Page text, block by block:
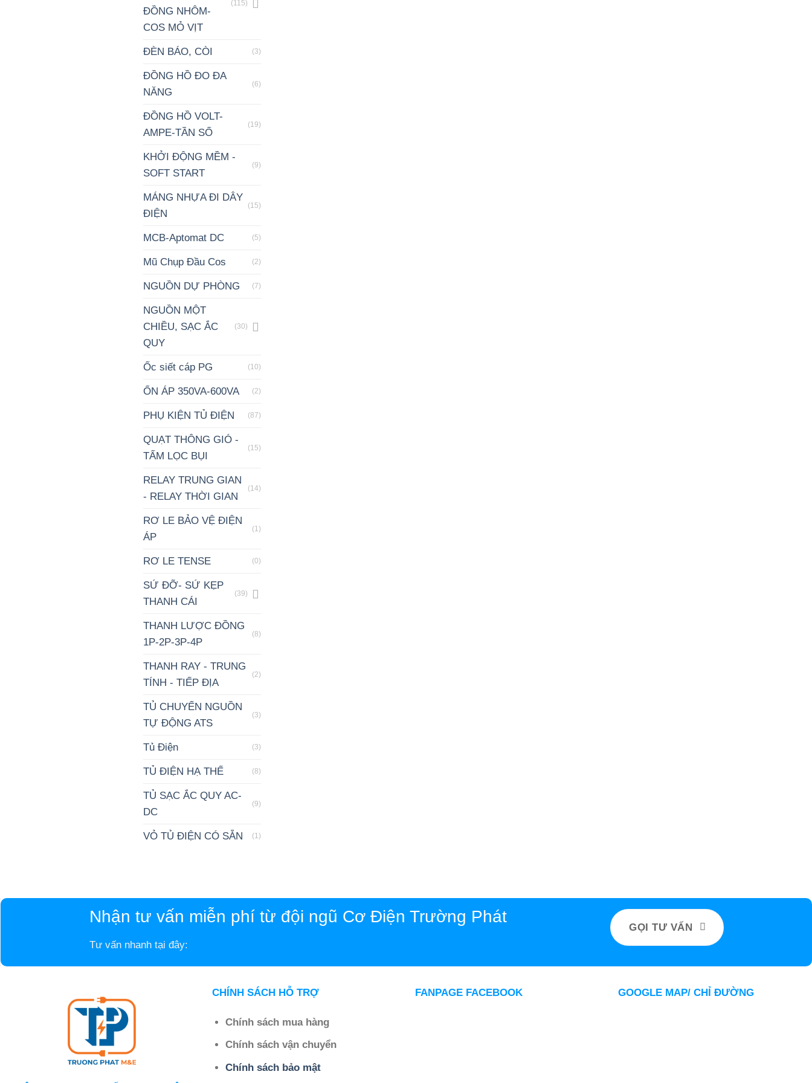
ĐỒNG NHÔM-
COS MỎ VỊT
(115)
ĐÈN BÁO, CÒI (3)
ĐỒNG HỒ ĐO ĐA
NĂNG
(6)
ĐỒNG HỒ VOLT-
AMPE-TẦN SỐ
(19)
KHỞI ĐỘNG MỀM -
SOFT START
(9)
MÁNG NHỰA ĐI DÂY
ĐIỆN
(15)
MCB-Aptomat DC (5)
Mũ Chụp Đầu Cos (2)
NGUỒN DỰ PHÒNG (7)
NGUỒN MỘT
CHIỀU, SẠC ẮC
QUY
(30)
Ốc siết cáp PG (10)
ỔN ÁP 350VA-600VA (2)
PHỤ KIỆN TỦ ĐIỆN (87)
QUẠT THÔNG GIÓ -
TẤM LỌC BỤI
(15)
RELAY TRUNG GIAN
- RELAY THỜI GIAN
(14)
RƠ LE BẢO VỆ ĐIỆN
ÁP
(1)
RƠ LE TENSE (0)
SỨ ĐỠ- SỨ KẸP
THANH CÁI
(39)
THANH LƯỢC ĐỒNG
1P-2P-3P-4P
(8)
THANH RAY - TRUNG
TÍNH - TIẾP ĐỊA
(2)
TỦ CHUYỂN NGUỒN
TỰ ĐỘNG ATS
(3)
Tủ Điện (3)
TỦ ĐIỆN HẠ THẾ (8)
TỦ SẠC ẮC QUY AC-
DC
(9)
VỎ TỦ ĐIỆN CÓ SẴN (1)
Nhận tư vấn miễn phí từ đội ngũ Cơ Điện Trường Phát
Tư vấn nhanh tại đây:
GỌI TƯ VẤN
CHÍNH SÁCH HỖ TRỢ
Chính sách mua hàng
Chính sách vận chuyển
Chính sách bảo mật
FANPAGE FACEBOOK GOOGLE MAP/ CHỈ ĐƯỜNG